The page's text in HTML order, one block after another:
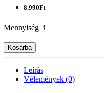
8.990Ft
Mennyiség
Kosárba
Leírás
Vélemények (0)